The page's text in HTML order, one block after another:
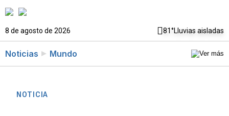
8 de agosto de 2026 81°Lluvias aisladas
Noticias Mundo
NOTICIA